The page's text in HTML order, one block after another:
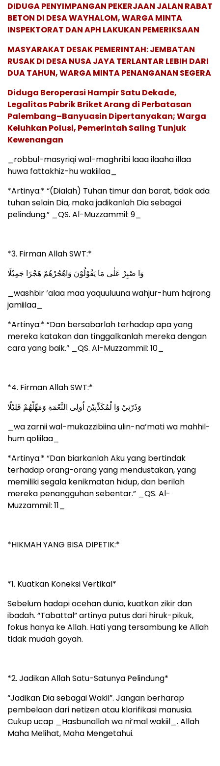
DIDUGA PENYIMPANGAN PEKERJAAN JALAN RABAT
BETON DI DESA WAYHALOM, WARGA MINTA
INSPEKTORAT DAN APH LAKUKAN PEMERIKSAAN
MASYARAKAT DESAK PEMERINTAH: JEMBATAN
RUSAK DI DESA NUSA JAYA TERLANTAR LEBIH DARI
DUA TAHUN, WARGA MINTA PENANGANAN SEGERA
Diduga Beroperasi Hampir Satu Dekade,
Legalitas Pabrik Briket Arang di Perbatasan
Palembang–Banyuasin Dipertanyakan; Warga
Keluhkan Polusi, Pemerintah Saling Tunjuk
Kewenangan
_robbul-masyriqi wal-maghribi laaa ilaaha illaa
huwa fattakhiz-hu wakiilaa_
*Artinya:* “(Dialah) Tuhan timur dan barat, tidak ada
tuhan selain Dia, maka jadikanlah Dia sebagai
pelindung.” _QS. Al-Muzzammil: 9_
*3. Firman Allah SWT:*
وَا صْبِرْ عَلٰى مَا يَقُوْلُوْنَ وَاهْجُرْهُمْ هَجْرًا جَمِيْلًا
_washbir ‘alaa maa yaquuluuna wahjur-hum hajrong
jamiilaa_
*Artinya:* “Dan bersabarlah terhadap apa yang
mereka katakan dan tinggalkanlah mereka dengan
cara yang baik.” _QS. Al-Muzzammil: 10_
*4. Firman Allah SWT:*
وَذَرْنِيْ وَا لْمُكَذِّبِيْنَ اُولِى النَّعْمَةِ وَمَهِّلْهُمْ قَلِيْلًا
_wa zarnii wal-mukazzibiina ulin-na’mati wa mahhil-
hum qoliilaa_
*Artinya:* “Dan biarkanlah Aku yang bertindak
terhadap orang-orang yang mendustakan, yang
memiliki segala kenikmatan hidup, dan berilah
mereka penangguhan sebentar.” _QS. Al-
Muzzammil: 11_
*HIKMAH YANG BISA DIPETIK:*
*1. Kuatkan Koneksi Vertikal*
Sebelum hadapi ocehan dunia, kuatkan zikir dan
ibadah. “Tabattal” artinya putus dari hiruk-pikuk,
fokus hanya ke Allah. Hati yang tersambung ke Allah
tidak mudah goyah.
*2. Jadikan Allah Satu-Satunya Pelindung*
“Jadikan Dia sebagai Wakil”. Jangan berharap
pembelaan dari netizen atau klarifikasi manusia.
Cukup ucap _Hasbunallah wa ni’mal wakiil_. Allah
Maha Melihat, Maha Mengetahui.